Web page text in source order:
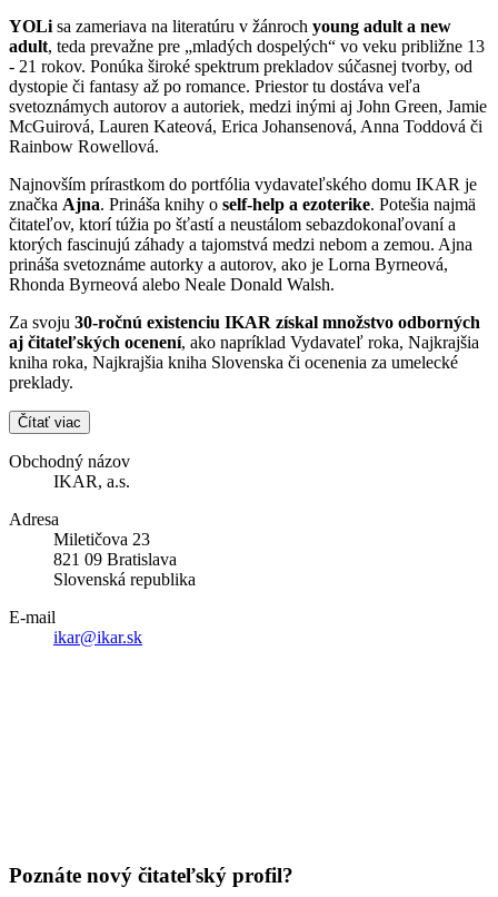
YOLi sa zameriava na literatúru v žánroch young adult a new
adult, teda prevažne pre „mladých dospelých“ vo veku približne 13
- 21 rokov. Ponúka široké spektrum prekladov súčasnej tvorby, od
dystopie či fantasy až po romance. Priestor tu dostáva veľa
svetoznámych autorov a autoriek, medzi inými aj John Green, Jamie
McGuirová, Lauren Kateová, Erica Johansenová, Anna Toddová či
Rainbow Rowellová.
Najnovším prírastkom do portfólia vydavateľského domu IKAR je
značka Ajna. Prináša knihy o self-help a ezoterike. Potešia najmä
čitateľov, ktorí túžia po šťastí a neustálom sebazdokonaľovaní a
ktorých fascinujú záhady a tajomstvá medzi nebom a zemou. Ajna
prináša svetoznáme autorky a autorov, ako je Lorna Byrneová,
Rhonda Byrneová alebo Neale Donald Walsh.
Za svoju 30-ročnú existenciu IKAR získal množstvo odborných
aj čitateľských ocenení, ako napríklad Vydavateľ roka, Najkrajšia
kniha roka, Najkrajšia kniha Slovenska či ocenenia za umelecké
preklady.
Čítať viac
Obchodný názov
IKAR, a.s.
Adresa
Miletičova 23
821 09 Bratislava
Slovenská republika
E-mail
ikar@ikar.sk
Poznáte nový čitateľský profil?